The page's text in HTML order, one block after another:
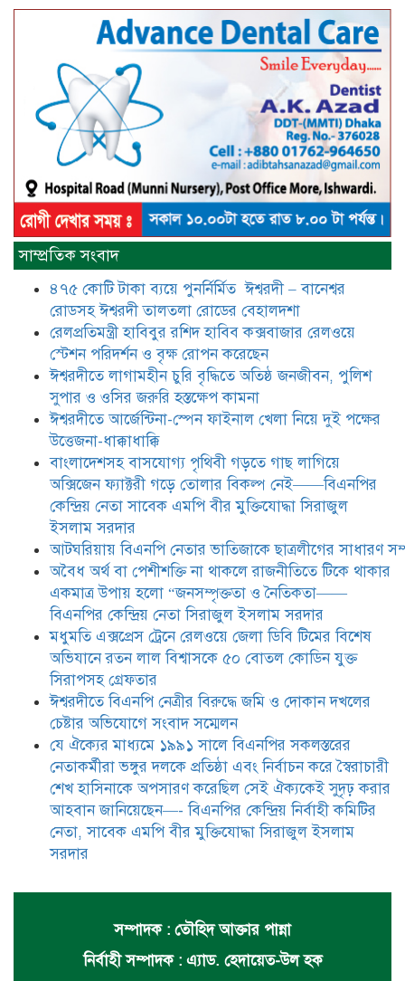
বাংলাদেশসহ বাসযোগ্য পৃথিবী গড়তে
গাছ লাগিয়ে অক্সিজেন ফ্যাক্টরী গড়ে
তোলার বিকল্প নেই——বিএনপির
কেন্দ্রিয় নেতা সাবেক এমপি বীর
মুক্তিযোদ্ধা সিরাজুল ইসলাম সরদার
আটঘরিয়ায় বিএনপি নেতার ভাতিজাকে ছাত্রলীগের সাধারণ
​​অবৈধ অর্থ বা পেশীশক্তি না থাকলে
রাজনীতিতে টিকে থাকার একমাত্র উপায়
বিএনপির কেন্দ্রিয় নেতা সিরাজুল ইসলাম
সরদার
মধুমতি এক্সপ্রেস ট্রেনে রেলওয়ে জেলা
ডিবি টিমের বিশেষ অভিযানে রতন লাল
বিশ্বাসকে ৫০ বোতল কোডিন যুক্ত
সিরাপসহ গ্রেফতার
ঈশ্বরদীতে বিএনপি নেত্রীর বিরুদ্ধে জমি ও
দোকান দখলের চেষ্টার অভিযোগে সংবাদ
সম্মেলন
যে ঐক্যের মাধ্যমে ১৯৯১ সালে
বিএনপির সকলস্তরের নেতাকর্মীরা ভঙ্গুর
দলকে প্রতিষ্ঠা এবং নির্বাচন করে
স্বৈরাচারী শেখ হাসিনাকে অপসারণ
করেছিল সেই ঐক্যকেই সুদৃঢ় করার
আহবান জানিয়েছেন—- বিএনপির কেন্দ্রিয় নির্বাহী কমিটির নেতা,
সাবেক এমপি বীর মুক্তিযোদ্ধা সিরাজুল ইসলাম সরদার
সাম্প্রতিক সংবাদ
৪৭৫ কোটি টাকা ব্যয়ে পুনর্নির্মিত ঈশ্বরদী – বানেশ্বর
রোডসহ ঈশ্বরদী তালতলা রোডের বেহালদশা
রেলপ্রতিমন্ত্রী হাবিবুর রশিদ হাবিব কক্সবাজার রেলওয়ে
স্টেশন পরিদর্শন ও বৃক্ষ রোপন করেছেন
ঈশ্বরদীতে লাগামহীন চুরি বৃদ্ধিতে অতিষ্ঠ জনজীবন, পুলিশ
সুপার ও ওসির জরুরি হস্তক্ষেপ কামনা ​
ঈশ্বরদীতে আর্জেন্টিনা-স্পেন ফাইনাল খেলা নিয়ে দুই পক্ষের
উত্তেজনা-ধাক্কাধাক্কি
বাংলাদেশসহ বাসযোগ্য পৃথিবী গড়তে গাছ লাগিয়ে
অক্সিজেন ফ্যাক্টরী গড়ে তোলার বিকল্প নেই——বিএনপির
কেন্দ্রিয় নেতা সাবেক এমপি বীর মুক্তিযোদ্ধা সিরাজুল
ইসলাম সরদার
আটঘরিয়ায় বিএনপি নেতার ভাতিজাকে ছাত্রলীগের সাধারণ
​​অবৈধ অর্থ বা পেশীশক্তি না থাকলে রাজনীতিতে টিকে থাকার
একমাত্র উপায় হলো “জনসম্পৃক্ততা ও নৈতিকতা——
বিএনপির কেন্দ্রিয় নেতা সিরাজুল ইসলাম সরদার
মধুমতি এক্সপ্রেস ট্রেনে রেলওয়ে জেলা ডিবি টিমের বিশেষ
অভিযানে রতন লাল বিশ্বাসকে ৫০ বোতল কোডিন যুক্ত
সিরাপসহ গ্রেফতার
ঈশ্বরদীতে বিএনপি নেত্রীর বিরুদ্ধে জমি ও দোকান দখলের
চেষ্টার অভিযোগে সংবাদ সম্মেলন
যে ঐক্যের মাধ্যমে ১৯৯১ সালে বিএনপির সকলস্তরের
নেতাকর্মীরা ভঙ্গুর দলকে প্রতিষ্ঠা এবং নির্বাচন করে স্বৈরাচারী
শেখ হাসিনাকে অপসারণ করেছিল সেই ঐক্যকেই সুদৃঢ় করার
আহবান জানিয়েছেন—- বিএনপির কেন্দ্রিয় নির্বাহী কমিটির
নেতা, সাবেক এমপি বীর মুক্তিযোদ্ধা সিরাজুল ইসলাম
সরদার
সম্পাদক : তৌহিদ আক্তার পান্না
নির্বাহী সম্পাদক : এ্যাড. হেদায়েত-উল হক